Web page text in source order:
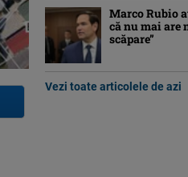
Marco Rubio
că nu mai are
scăpare”
Vezi toate articolele de azi